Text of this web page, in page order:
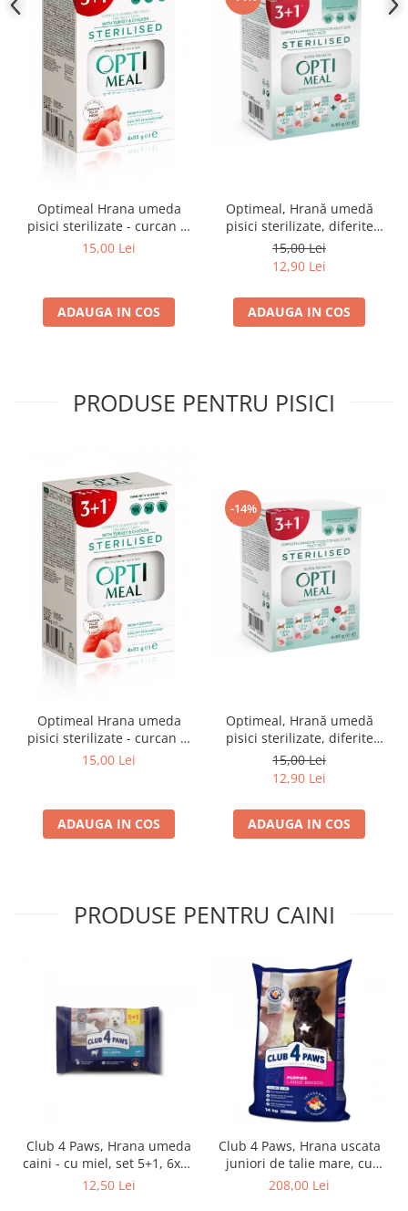
Optimeal Hrana umeda
pisici sterilizate - curcan si
pui in sos, set 3+1,
15,00 Lei
ADAUGA IN COS
Optimeal, Hrană umedă
pisici sterilizate, diferite
arome, (3+1), 0.34kg
15,00 Lei
12,90 Lei
ADAUGA IN COS
PRODUSE PENTRU PISICI
Optimeal Hrana umeda
pisici sterilizate - curcan si
pui in sos, set 3+1,
15,00 Lei
ADAUGA IN COS
-14%
Optimeal, Hrană umedă
pisici sterilizate, diferite
arome, (3+1), 0.34kg
15,00 Lei
12,90 Lei
ADAUGA IN COS
PRODUSE PENTRU CAINI
Club 4 Paws, Hrana umeda
caini - cu miel, set 5+1, 6x80
g
12,50 Lei
Club 4 Paws, Hrana uscata
juniori de talie mare, cu
pui, 14kg
208,00 Lei